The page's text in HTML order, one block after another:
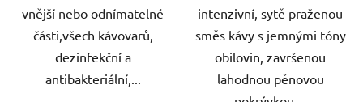
vnější nebo odnímatelné
části,všech kávovarů,
dezinfekční a
antibakteriální,...
intenzivní, sytě praženou
směs kávy s jemnými tóny
obilovin, završenou
lahodnou pěnovou